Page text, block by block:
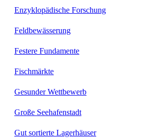
Enzyklopädische Forschung
Feldbewässerung
Festere Fundamente
Fischmärkte
Gesunder Wettbewerb
Große Seehafenstadt
Gut sortierte Lagerhäuser